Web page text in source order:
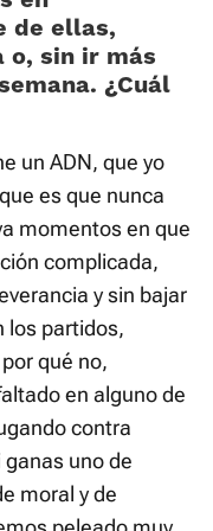
de ellas,
o, sin ir más
¿Cuál
un ADN, que yo
es que nunca
momentos en que
complicada,
y sin bajar
los partidos,
qué no,
en alguno de
contra
uno de
moral y de